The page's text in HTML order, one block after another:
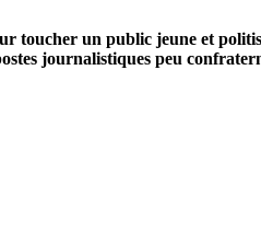
toucher un public jeune et
journalistiques peu